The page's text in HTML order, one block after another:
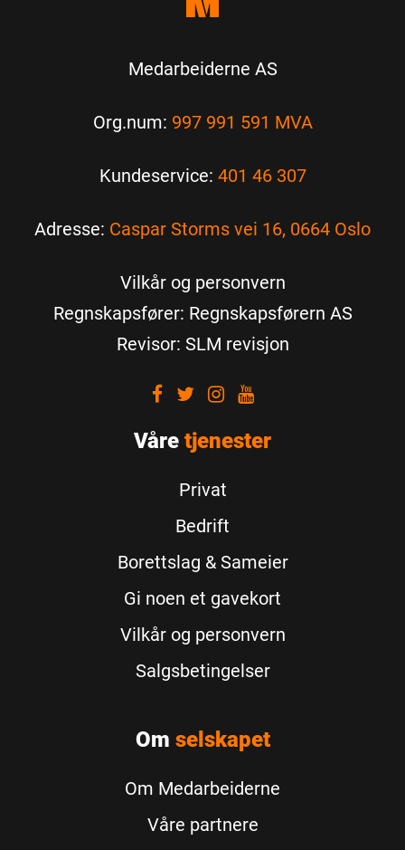
Medarbeiderne AS
Org.num: 997 991 591 MVA
Kundeservice: 401 46 307
Adresse: Caspar Storms vei 16, 0664 Oslo
Vilkår og personvern
Regnskapsfører: Regnskapsførern AS
Revisor: SLM revisjon
Visit
Facebook
Visit
Twitter
Visit
Instagram
Visit
Youtube
Våre tjenester
Privat
Bedrift
Borettslag & Sameier
Gi noen et gavekort
Vilkår og personvern
Salgsbetingelser
Om selskapet
Om Medarbeiderne
Våre partnere